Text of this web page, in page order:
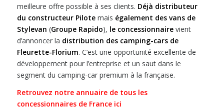
meilleure offre possible à ses clients. Déjà distributeur
du constructeur Pilotemais également des vans de
Stylevan (Groupe Rapido), le concessionnairevient
d’annoncer la distribution des camping-cars de
Fleurette-Florium. C’est une opportunité excellente de
développement pour l’entreprise et un saut dans le
segment du camping-car premium à la française.
Retrouvez notre annuaire de tous les
concessionnaires de France ici